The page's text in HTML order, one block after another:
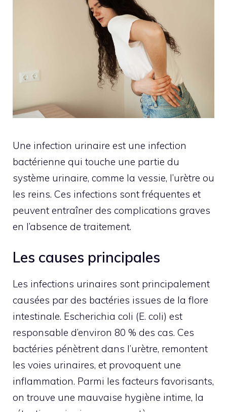
Une infection urinaire est une infection
bactérienne qui touche une partie du
système urinaire, comme la vessie, l’urètre ou
les reins. Ces infections sont fréquentes et
peuvent entraîner des complications graves
en l’absence de traitement.
Les causes principales
Les infections urinaires sont principalement
causées par des bactéries issues de la flore
intestinale. Escherichia coli (E. coli) est
responsable d’environ 80 % des cas. Ces
bactéries pénètrent dans l’urètre, remontent
les voies urinaires, et provoquent une
inflammation. Parmi les facteurs favorisants,
on trouve une mauvaise hygiène intime, la